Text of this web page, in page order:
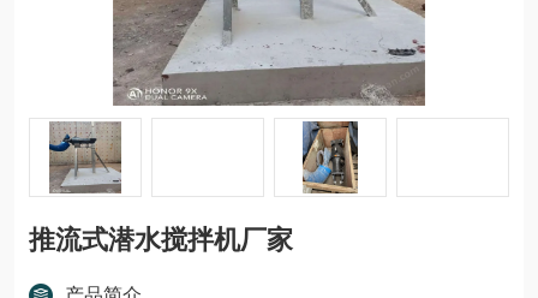
推流式潜水搅拌机厂家